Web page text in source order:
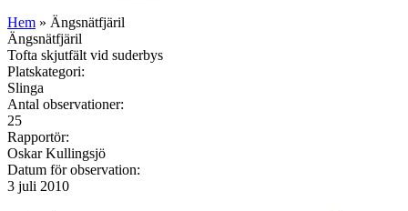
Hem » Ängsnätfjäril
Ängsnätfjäril
Tofta skjutfält vid suderbys
Platskategori:
Slinga
Antal observationer:
25
Rapportör:
Oskar Kullingsjö
Datum för observation:
3 juli 2010